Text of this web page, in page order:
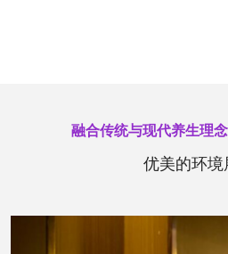
融合传统与现代养生理
优美的环境